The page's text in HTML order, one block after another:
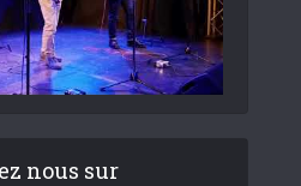
nous sur